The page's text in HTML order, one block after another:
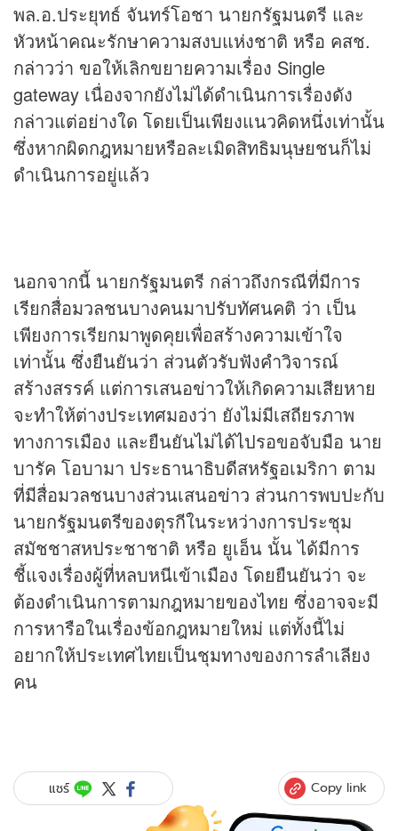
พล.อ.ประยุทธ์ จันทร์โอชา นายกรัฐมนตรี และ
หัวหน้าคณะรักษาความสงบแห่งชาติ หรือ คสช.
กล่าวว่า ขอให้เลิกขยายความเรื่อง Single
gateway เนื่องจากยังไม่ได้ดำเนินการเรื่องดัง
กล่าวแต่อย่างใด โดยเป็นเพียงแนวคิดหนึ่งเท่านั้น
ซึ่งหากผิดกฎหมายหรือละเมิดสิทธิมนุษยชนก็ไม่
ดำเนินการอยู่แล้ว
นอกจากนี้ นายกรัฐมนตรี กล่าวถึงกรณีที่มีการ
เรียกสื่อมวลชนบางคนมาปรับทัศนคติ ว่า เป็น
เพียงการเรียกมาพูดคุยเพื่อสร้างความเข้าใจ
เท่านั้น ซึ่งยืนยันว่า ส่วนตัวรับฟังคำวิจารณ์
สร้างสรรค์ แต่การเสนอข่าวให้เกิดความเสียหาย
จะทำให้ต่างประเทศมองว่า ยังไม่มีเสถียรภาพ
ทางการเมือง และยืนยันไม่ได้ไปรอขอจับมือ นาย
บารัค โอบามา ประธานาธิบดีสหรัฐอเมริกา ตาม
ที่มีสื่อมวลชนบางส่วนเสนอข่าว ส่วนการพบปะกับ
นายกรัฐมนตรีของตุรกีในระหว่างการประชุม
สมัชชาสหประชาชาติ หรือ ยูเอ็น นั้น ได้มีการ
ชี้แจงเรื่องผู้ที่หลบหนีเข้าเมือง โดยยืนยันว่า จะ
ต้องดำเนินการตามกฎหมายของไทย ซึ่งอาจจะมี
การหารือในเรื่องข้อกฎหมายใหม่ แต่ทั้งนี้ไม่
อยากให้ประเทศไทยเป็นชุมทางของการลำเลียง
คน
แชร์ Copy link